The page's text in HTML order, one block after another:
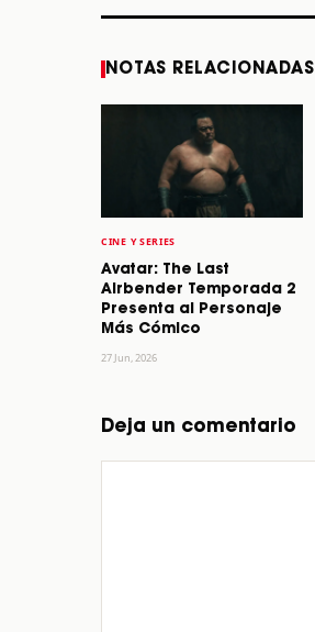
NOTAS RELACIONADAS
CINE Y SERIES
Avatar: The Last
Airbender Temporada 2
Presenta al Personaje
Más Cómico
27 Jun, 2026
Deja un comentario
Comentario